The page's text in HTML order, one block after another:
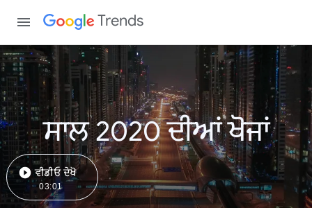
Trends
ਸਾਲ 2020 ਦੀਆਂ ਖੋਜਾਂ
ਵੀਡੀਓ ਦੇਖੋ
03:01